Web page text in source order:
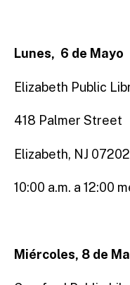
Lunes, 6 de Mayo
Elizabeth Public
418 Palmer Street
Elizabeth, NJ 07202
10:00 a.m. a 12:00
Miércoles, 8 de